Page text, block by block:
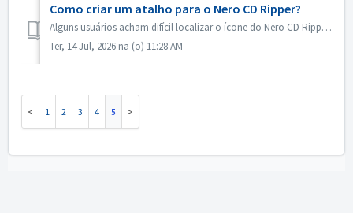
Como criar um atalho para o Nero CD Ripper?
Alguns usuários acham difícil localizar o ícone do Nero CD Ripper e precisam acessar a Microsoft Store todas as vezes para abri-lo. Na verdade, o ícone do ...
Ter, 14 Jul, 2026 na (o) 11:28 AM
1 2 3 4 5